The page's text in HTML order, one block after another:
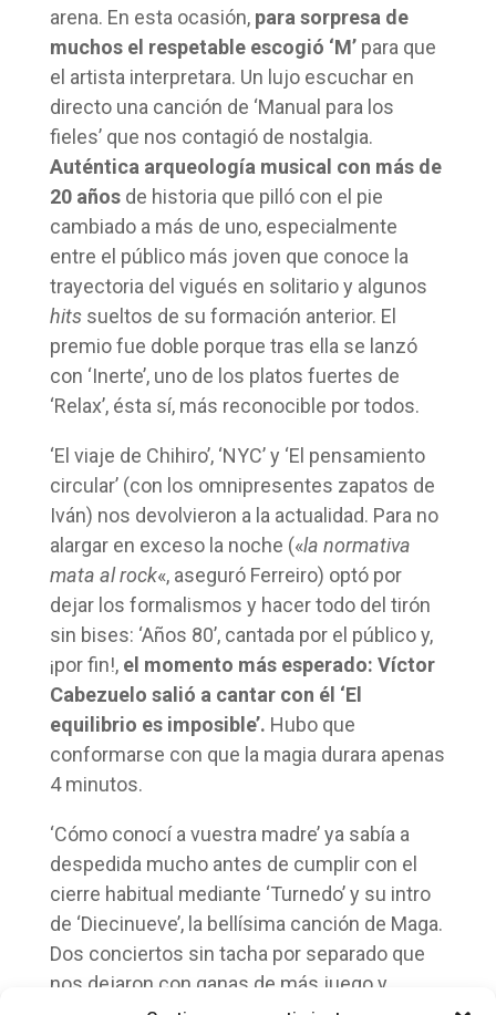
arena. En esta ocasión, para sorpresa de
muchos el respetable escogió ‘M’para que
el artista interpretara. Un lujo escuchar en
directo una canción de ‘Manual para los
fieles’ que nos contagió de nostalgia.
Auténtica arqueología musical con más de
20 añosde historia que pilló con el pie
cambiado a más de uno, especialmente
entre el público más joven que conoce la
trayectoria del vigués en solitario y algunos
hitssueltos de su formación anterior. El
premio fue doble porque tras ella se lanzó
con ‘Inerte’, uno de los platos fuertes de
‘Relax’, ésta sí, más reconocible por todos.
‘El viaje de Chihiro’, ‘NYC’ y ‘El pensamiento
circular’ (con los omnipresentes zapatos de
Iván) nos devolvieron a la actualidad. Para no
alargar en exceso la noche («la normativa
mata al rock«, aseguró Ferreiro) optó por
dejar los formalismos y hacer todo del tirón
sin bises: ‘Años 80’, cantada por el público y,
¡por fin!, el momento más esperado: Víctor
Cabezuelo salió a cantar con él ‘El
equilibrio es imposible’. Hubo que
conformarse con que la magia durara apenas
4 minutos.
‘Cómo conocí a vuestra madre’ ya sabía a
despedida mucho antes de cumplir con el
cierre habitual mediante ‘Turnedo’ y su intro
de ‘Diecinueve’, la bellísima canción de Maga.
Dos conciertos sin tacha por separado que
nos dejaron con ganas de más juego y